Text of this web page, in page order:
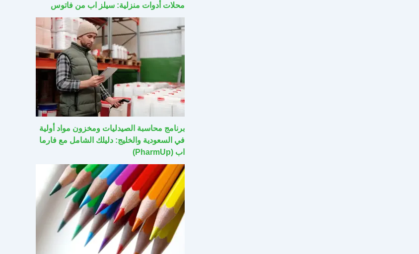
محلات أدوات منزلية: سيلز اب من فاتوس
برنامج محاسبة الصيدليات ومخزون مواد أولية
في السعودية والخليج: دليلك الشامل مع فارما
اب (PharmUp)